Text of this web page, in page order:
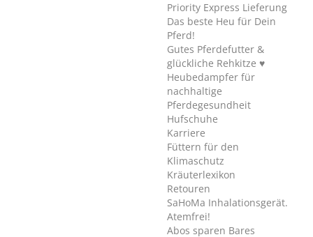
Priority Express Lieferung
Das beste Heu für Dein
Pferd!
Gutes Pferdefutter &
glückliche Rehkitze ♥
Heubedampfer für
nachhaltige
Pferdegesundheit
Hufschuhe
Karriere
Füttern für den
Klimaschutz
Kräuterlexikon
Retouren
SaHoMa Inhalationsgerät.
Atemfrei!
Abos sparen Bares